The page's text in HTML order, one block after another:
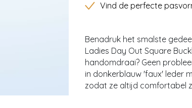
Vind de perfecte
Benadruk het smalste
Ladies Day Out Square
handomdraai? Geen
in donkerblauw 'faux' leder
zodat ze altijd comfortabel